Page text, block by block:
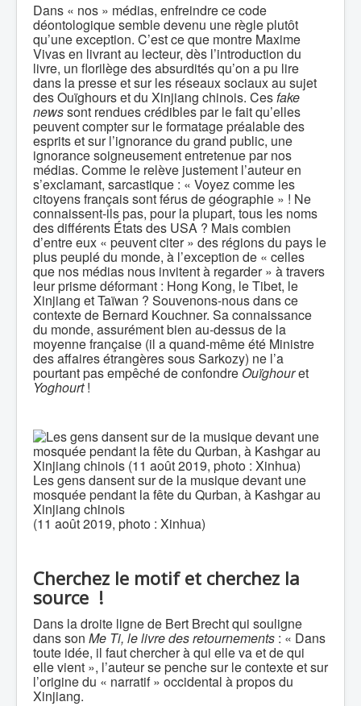
Dans « nos » médias, enfreindre ce code
déontologique semble devenu une règle plutôt
qu’une exception. C’est ce que montre Maxime
Vivas en livrant au lecteur, dès l’introduction du
livre, un florilège des absurdités qu’on a pu lire
dans la presse et sur les réseaux sociaux au sujet
des Ouïghours et du Xinjiang chinois. Cesfake
newssont rendues crédibles par le fait qu’elles
peuvent compter sur le formatage préalable des
esprits et sur l’ignorance du grand public, une
ignorance soigneusement entretenue par nos
médias. Comme le relève justement l’auteur en
s’exclamant, sarcastique : « Voyez comme les
citoyens français sont férus de géographie » ! Ne
connaissent-ils pas, pour la plupart, tous les noms
des différents États des USA ? Mais combien
d’entre eux « peuvent citer » des régions du pays le
plus peuplé du monde, à l’exception de « celles
que nos médias nous invitent à regarder » à travers
leur prisme déformant : Hong Kong, le Tibet, le
Xinjiang et Taïwan ? Souvenons-nous dans ce
contexte de Bernard Kouchner. Sa connaissance
du monde, assurément bien au-dessus de la
moyenne française (il a quand-même été Ministre
des affaires étrangères sous Sarkozy) ne l’a
pourtant pas empêché de confondreOuïghouret
Yoghourt!
Les gens dansent sur de la musique devant une
mosquée pendant la fête du Qurban, à Kashgar au
Xinjiang chinois
(11 août 2019, photo : Xinhua)
Cherchez le motif et cherchez la
source !
Dans la droite ligne de Bert Brecht qui souligne
dans son Me Ti, le livre des retournements : « Dans
toute idée, il faut chercher à qui elle va et de qui
elle vient », l’auteur se penche sur le contexte et sur
l’origine du « narratif » occidental à propos du
Xinjiang.